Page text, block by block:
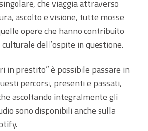
che viaggia attraverso
ascolto e visione, tutte mosse
opere che hanno contribuito
dell’ospite in questione.
in prestito” è possibile passare in
percorsi, presenti e passati,
ascoltando integralmente gli
sono disponibili anche sulla